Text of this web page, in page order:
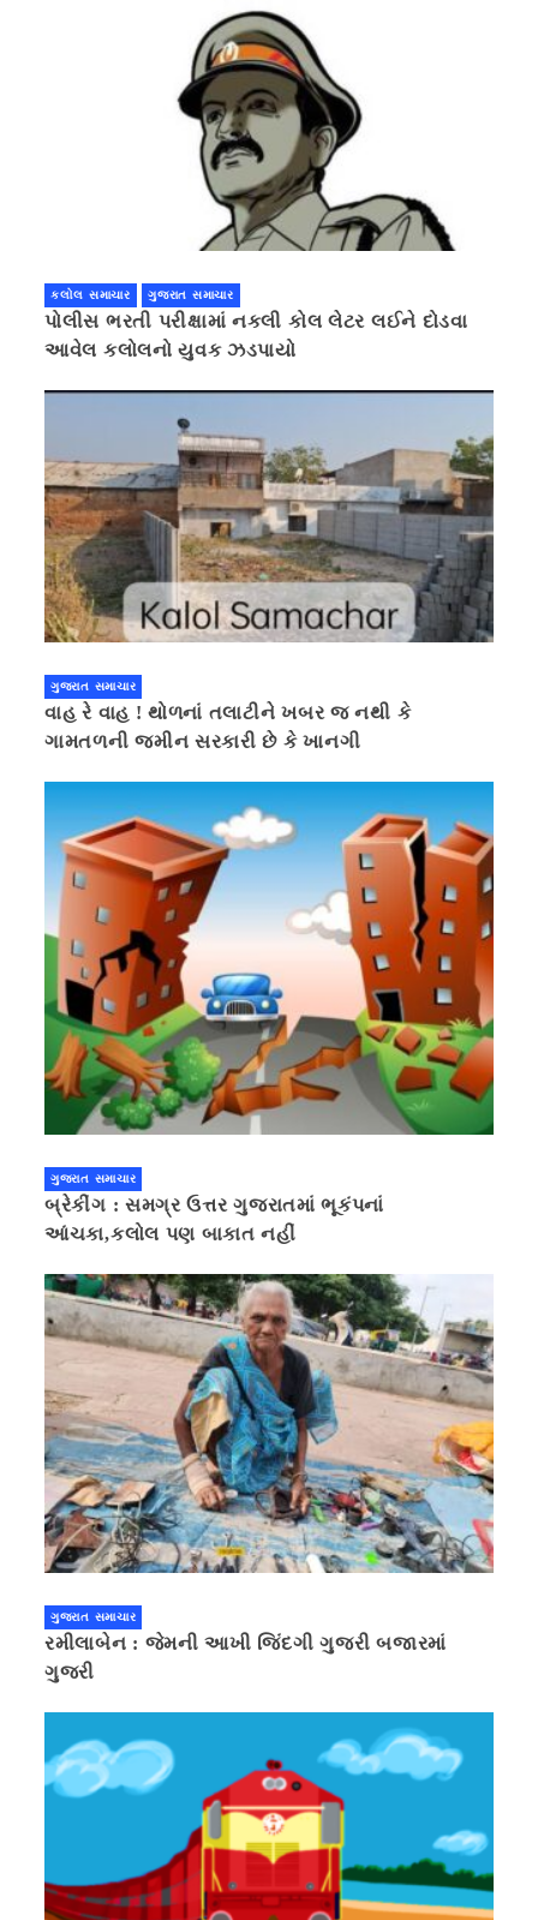
કલોલ સમાચાર ગુજરાત સમાચાર
પોલીસ ભરતી પરીક્ષામાં નકલી કોલ લેટર લઈને દોડવા
આવેલ કલોલનો યુવક ઝડપાયો
ગુજરાત સમાચાર
વાહ રે વાહ ! થોળનાં તલાટીને ખબર જ નથી કે
ગામતળની જમીન સરકારી છે કે ખાનગી
ગુજરાત સમાચાર
બ્રેકીંગ : સમગ્ર ઉત્તર ગુજરાતમાં ભૂકંપનાં
આંચકા,કલોલ પણ બાકાત નહીં
ગુજરાત સમાચાર
રમીલાબેન : જેમની આખી જિંદગી ગુજરી બજારમાં
ગુજરી